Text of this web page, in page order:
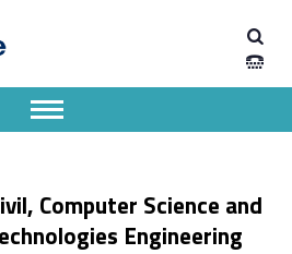
Computer Science and
Engineering
Apri il menu secondario